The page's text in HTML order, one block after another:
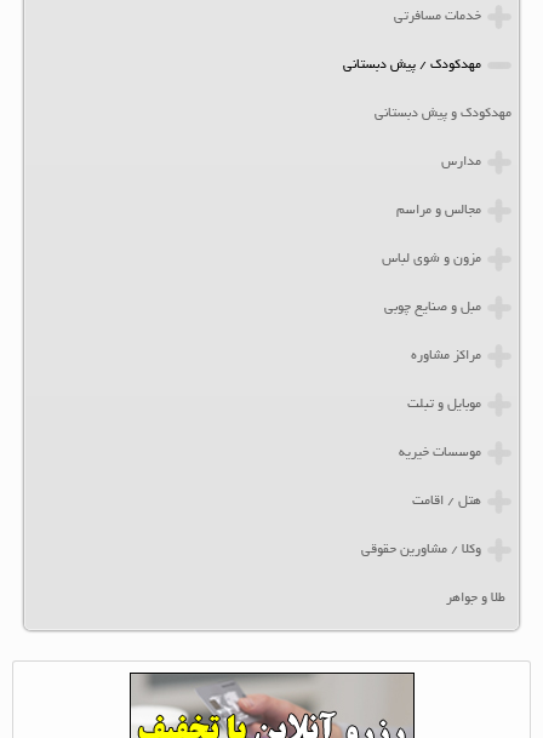
خدمات مسافرتی
مهدکودک / پیش دبستانی
مهدکودک و پیش دبستانی
مدارس
مجالس و مراسم
مزون و شوی لباس
مبل و صنایع چوبی
مراکز مشاوره
موبایل و تبلت
موسسات خیریه
هتل / اقامت
وکلا / مشاورین حقوقی
طلا و جواهر